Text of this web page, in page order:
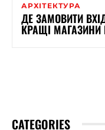
АРХІТЕКТУРА
ДЕ ЗАМОВИТИ
КРАЩІ МАГАЗИНИ
CATEGORIES